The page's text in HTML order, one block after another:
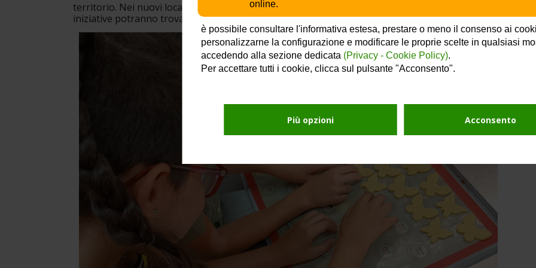
territorio. Nei nuovi locali, verrà inoltre allestito un nuovo bar
iniziative potranno trovare gli stessi prodotti di Frolla come biscotti, cioccolate e dolciumi.
online.
è possibile consultare l'informativa estesa, prestare o meno il consenso ai
personalizzarne la configurazione e modificare le proprie scelte in qualsiasi
accedendo alla sezione dedicata (Privacy - Cookie Policy).
Per accettare tutti i cookie, clicca sul pulsante "Acconsento".
Più opzioni Acconsento